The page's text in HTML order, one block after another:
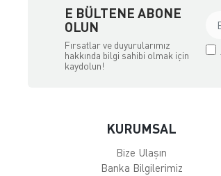
E BÜLTENE ABONE
OLUN
Fırsatlar ve duyurularımız
hakkında bilgi sahibi olmak için
kaydolun!
KURUMSAL
Bize Ulaşın
Banka Bilgilerimiz